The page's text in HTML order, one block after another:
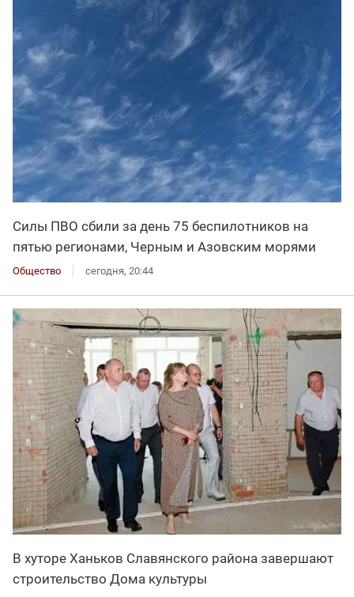
Силы ПВО сбили за день 75 беспилотников на
пятью регионами, Черным и Азовским морями
Общество сегодня, 20:44
В хуторе Ханьков Славянского района завершают
строительство Дома культуры